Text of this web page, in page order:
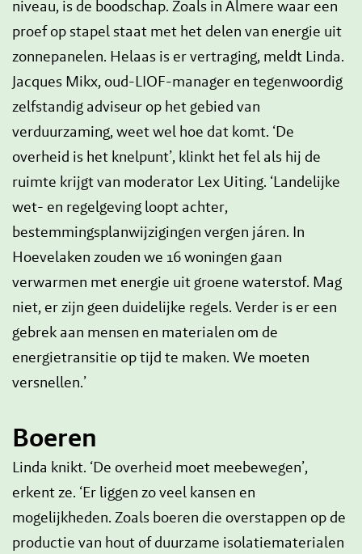
niveau, is de boodschap. Zoals in Almere waar een
proef op stapel staat met het delen van energie uit
zonnepanelen. Helaas is er vertraging, meldt Linda.
Jacques Mikx, oud-LIOF-manager en tegenwoordig
zelfstandig adviseur op het gebied van
verduurzaming, weet wel hoe dat komt. ‘De
overheid is het knelpunt’, klinkt het fel als hij de
ruimte krijgt van moderator Lex Uiting. ‘Landelijke
wet- en regelgeving loopt achter,
bestemmingsplanwijzigingen vergen járen. In
Hoevelaken zouden we 16 woningen gaan
verwarmen met energie uit groene waterstof. Mag
niet, er zijn geen duidelijke regels. Verder is er een
gebrek aan mensen en materialen om de
energietransitie op tijd te maken. We moeten
versnellen.’
Boeren
Linda knikt. ‘De overheid moet meebewegen’,
erkent ze. ‘Er liggen zo veel kansen en
mogelijkheden. Zoals boeren die overstappen op de
productie van hout of duurzame isolatiematerialen